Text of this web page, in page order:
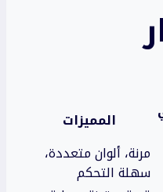
المميزات
مرنة، ألوان متعددة،
سهلة التحكم